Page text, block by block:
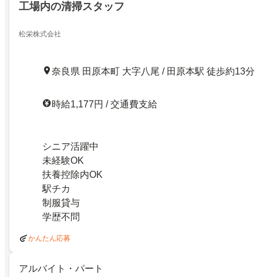
工場内の清掃スタッフ
松栄株式会社
奈良県 田原本町 大字八尾 / 田原本駅 徒歩約13分
時給1,177円 / 交通費支給
シニア活躍中
未経験OK
扶養控除内OK
駅チカ
制服貸与
学歴不問
かんたん応募
アルバイト・パート